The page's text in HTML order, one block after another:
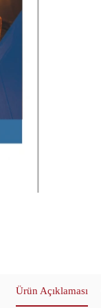
Ürün Açıklaması